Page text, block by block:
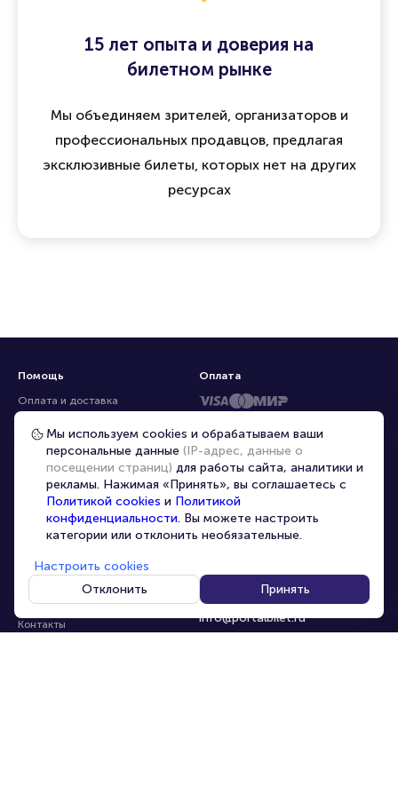
15 лет опыта и доверия на
билетном рынке
Мы объединяем зрителей, организаторов и
профессиональных продавцов, предлагая
эксклюзивные билеты, которых нет на других
ресурсах
Помощь
Оплата и доставка
Частые вопросы
Перепродажа билетов
Организаторам
Корпоративным клиентам
VIP-билеты
Персональные данные
О компании
Контакты
8-800-500-42-62
8-499-226-15-14
info@portalbilet.ru
С 10:00 до 21:00,
Оплата
Мы используем cookies и обрабатываем ваши
персональные данные (IP-адрес, данные о
посещении страниц) для работы сайта, аналитики и
рекламы. Нажимая «Принять», вы соглашаетесь с
Политикой cookies и Политикой
конфиденциальности. Вы можете настроить
категории или отклонить необязательные.
Настроить cookies
Отклонить
Принять